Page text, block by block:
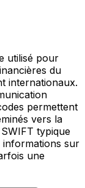
utilisé pour
du
internationaux.
permettent
vers la
typique
informations sur
une